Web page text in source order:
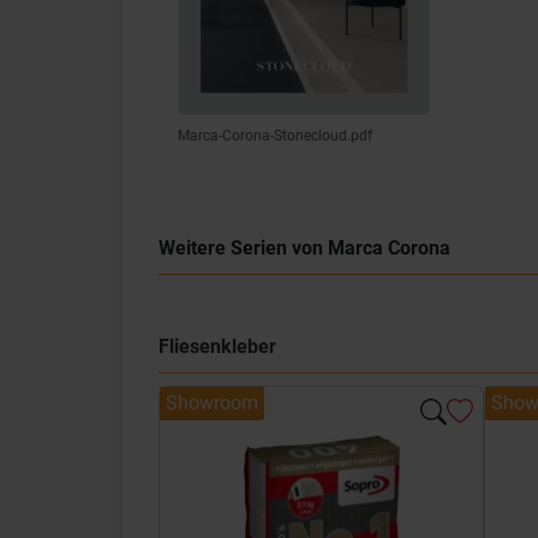
Marca-Corona-Stonecloud.pdf
Weitere Serien von Marca Corona
Fliesenkleber
Showroom